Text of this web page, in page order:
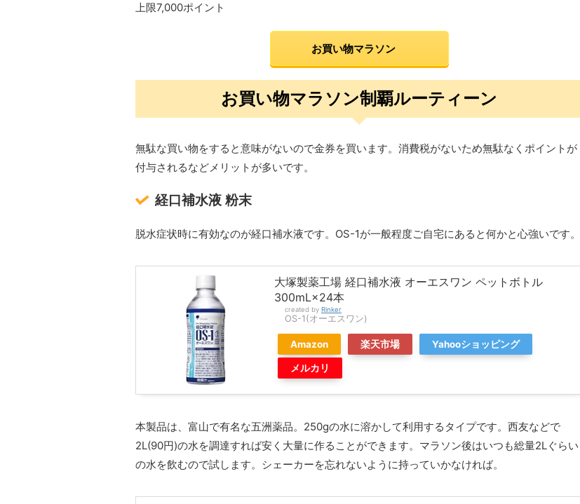
上限7,000ポイント
お買い物マラソン
お買い物マラソン制覇ルーティーン
無駄な買い物をすると意味がないので金券を買います。消費税がないため無駄なくポイントが
付与されるなどメリットが多いです。
経口補水液 粉末
脱水症状時に有効なのが経口補水液です。OS-1が一般程度ご自宅にあると何かと心強いです。
大塚製薬工場 経口補水液 オーエスワン ペットボトル
300mL×24本
created by Rinker
OS-1(オーエスワン)
Amazon 楽天市場 Yahooショッピング
メルカリ
本製品は、富山で有名な五洲薬品。250gの水に溶かして利用するタイプです。西友などで
2L(90円)の水を調達すれば安く大量に作ることができます。マラソン後はいつも総量2Lぐらい
の水を飲むので試します。シェーカーを忘れないように持っていかなければ。